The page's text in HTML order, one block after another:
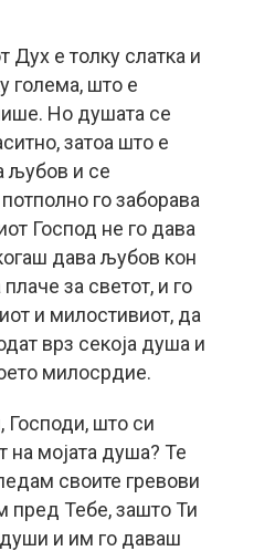
Дух е толку слатка и
голема, што е
Но душата се
затоа што е
љубов и се
го заборава
Господ не го дава
дава љубов кон
за светот, и го
и милостивиот, да
врз секоја душа и
милосрдие.
Господи, што си
на мојата душа? Те
своите гревови
пред Тебе, зашто Ти
и им го даваш